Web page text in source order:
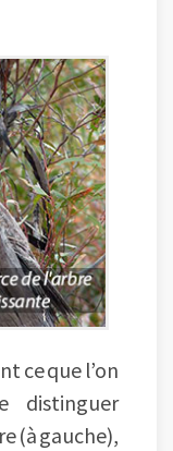
ce que l’on
distinguer
(à gauche),